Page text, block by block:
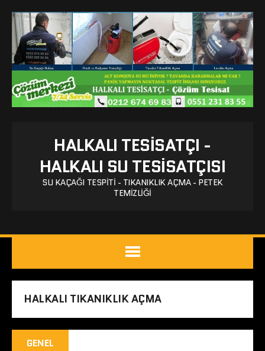
HALKALI TESISATÇI -
HALKALI SU TESISATÇISI
SU KAÇAĞI TESPITI - TIKANIKLIK AÇMA - PETEK
TEMIZLIĞI
HALKALI TIKANIKLIK AÇMA
GENEL